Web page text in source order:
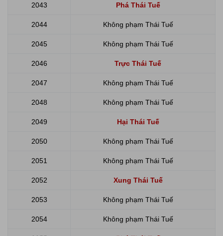
2043 Phá Thái Tuế
2044 Không phạm Thái Tuế
2045 Không phạm Thái Tuế
2046 Trực Thái Tuế
2047 Không phạm Thái Tuế
2048 Không phạm Thái Tuế
2049 Hại Thái Tuế
2050 Không phạm Thái Tuế
2051 Không phạm Thái Tuế
2052 Xung Thái Tuế
2053 Không phạm Thái Tuế
2054 Không phạm Thái Tuế